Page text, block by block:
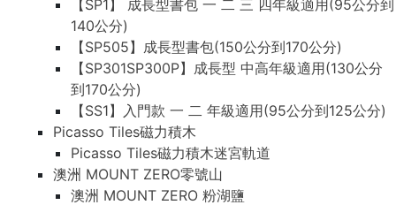
【SP1】 成長型書包 一 二 三 四年級適用(95公分到
140公分)
【SP505】成長型書包(150公分到170公分)
【SP301SP300P】成長型 中高年級適用(130公分
到170公分)
【SS1】入門款 一 二 年級適用(95公分到125公分)
Picasso Tiles磁力積木
Picasso Tiles磁力積木迷宮軌道
澳洲 MOUNT ZERO零號山
澳洲 MOUNT ZERO 粉湖鹽